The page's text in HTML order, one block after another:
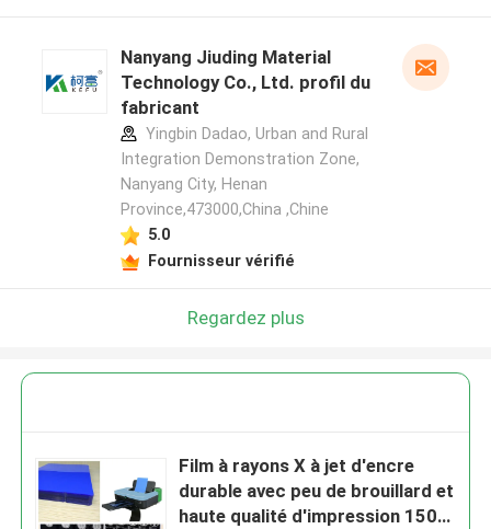
Nanyang Jiuding Material
Technology Co., Ltd. profil du
fabricant
Yingbin Dadao, Urban and Rural
Integration Demonstration Zone,
Nanyang City, Henan
Province,473000,China ,Chine
5.0
Fournisseur vérifié
Regardez plus
Film à rayons X à jet d'encre
durable avec peu de brouillard et
haute qualité d'impression 150